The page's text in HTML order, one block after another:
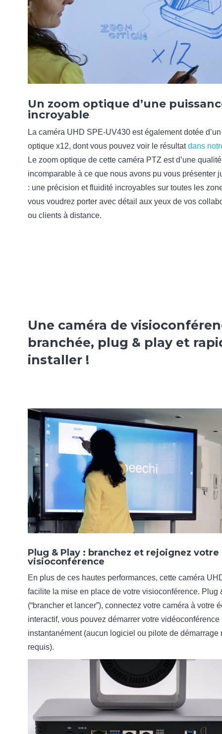
Un zoom optique d’une
incroyable
La caméra UHD SPE-UV430 est également dotée
optique x12, dont vous pouvez voir le résultatdans
Le zoom optique de cette caméra PTZ est d’une qualité
incomparable à ce que nous avons pu vous présenter
: une précision et fluidité incroyables sur toutes les
vous voudrez porter avec détail aux yeux de vos
ou clients à distance.
Une caméra de
branchée, plug & play et
installer !
Plug & Play : branchez et rejoignez votre
visioconférence
En plus de ces hautes performances, cette caméra
facilite la mise en place de votre visioconférence. Plug
(“brancher et lancer”), connectez votre caméra à votre
interactif, vous pouvez démarrer votre vidéoconférence
instantanément (aucun logiciel ou pilote de démarrage
requis).